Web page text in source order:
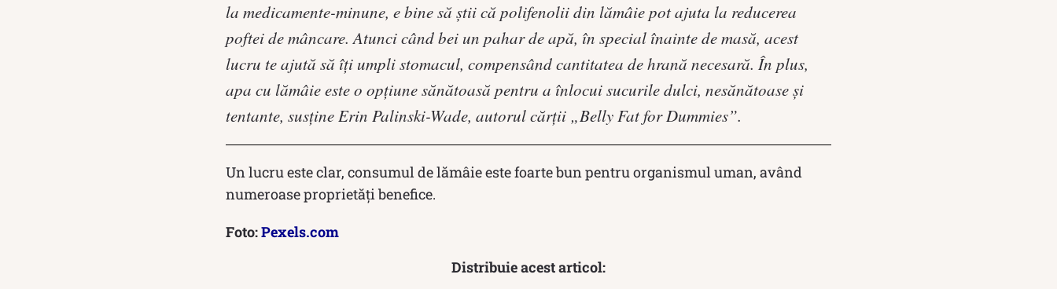
la medicamente-minune, e bine să știi că polifenolii din lămâie pot ajuta la reducerea
poftei de mâncare. Atunci când bei un pahar de apă, în special înainte de masă, acest
lucru te ajută să îți umpli stomacul, compensând cantitatea de hrană necesară. În plus,
apa cu lămâie este o opțiune sănătoasă pentru a înlocui sucurile dulci, nesănătoase și
tentante, susține Erin Palinski-Wade, autorul cărții „Belly Fat for Dummies”.
Un lucru este clar, consumul de lămâie este foarte bun pentru organismul uman, având
numeroase proprietăți benefice.
Foto:Pexels.com
Distribuie acest articol: